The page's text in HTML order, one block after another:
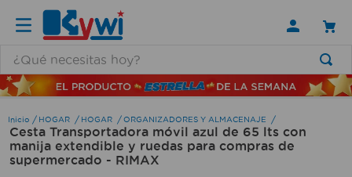
HOGAR HOGAR ORGANIZADORES Y ALMACENAJE
Cesta Transportadora móvil azul de 65 lts con
manija extendible y ruedas para compras de
supermercado - RIMAX
TÉRMINOS MÁS BUSCADOS
1 .
lamparas
2.
ducha
3.
silla